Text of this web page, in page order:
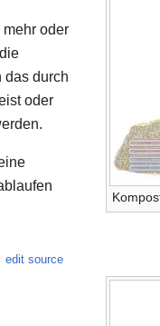
oder
das durch
oder
edit source